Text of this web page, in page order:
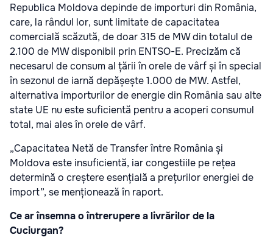
Republica Moldova depinde de importuri din România,
care, la rândul lor, sunt limitate de capacitatea
comercială scăzută, de doar 315 de MW din totalul de
2.100 de MW disponibil prin ENTSO-E. Precizăm că
necesarul de consum al țării în orele de vârf și în special
în sezonul de iarnă depășește 1.000 de MW. Astfel,
alternativa importurilor de energie din România sau alte
state UE nu este suficientă pentru a acoperi consumul
total, mai ales în orele de vârf.
„Capacitatea Netă de Transfer între România și
Moldova este insuficientă, iar congestiile pe rețea
determină o creștere esențială a prețurilor energiei de
import”, se menționează în raport.
Ce ar însemna o întrerupere a livrărilor de la
Cuciurgan?